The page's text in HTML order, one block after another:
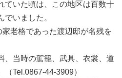
ていた頃は、この地区は百数十
いました。
老格であった渡辺邸が名残を
、当時の駕籠、武具、衣裳、道
Tel.0867-44-3909）